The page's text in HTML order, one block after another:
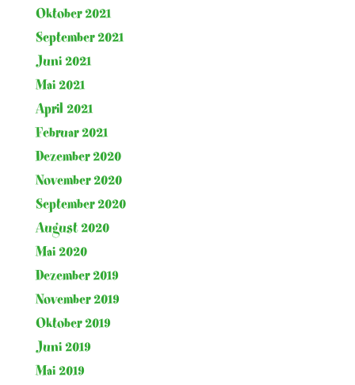
Oktober 2021
September 2021
Juni 2021
Mai 2021
April 2021
Februar 2021
Dezember 2020
November 2020
September 2020
August 2020
Mai 2020
Dezember 2019
November 2019
Oktober 2019
Juni 2019
Mai 2019